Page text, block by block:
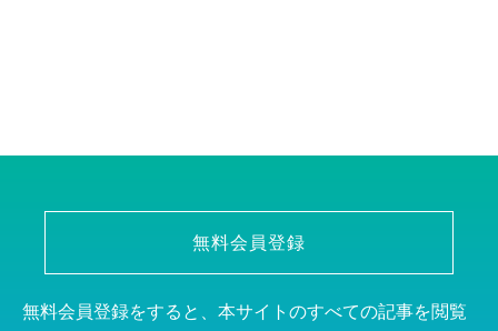
無料会員登録
無料会員登録をすると、本サイトのすべての記事を閲覧